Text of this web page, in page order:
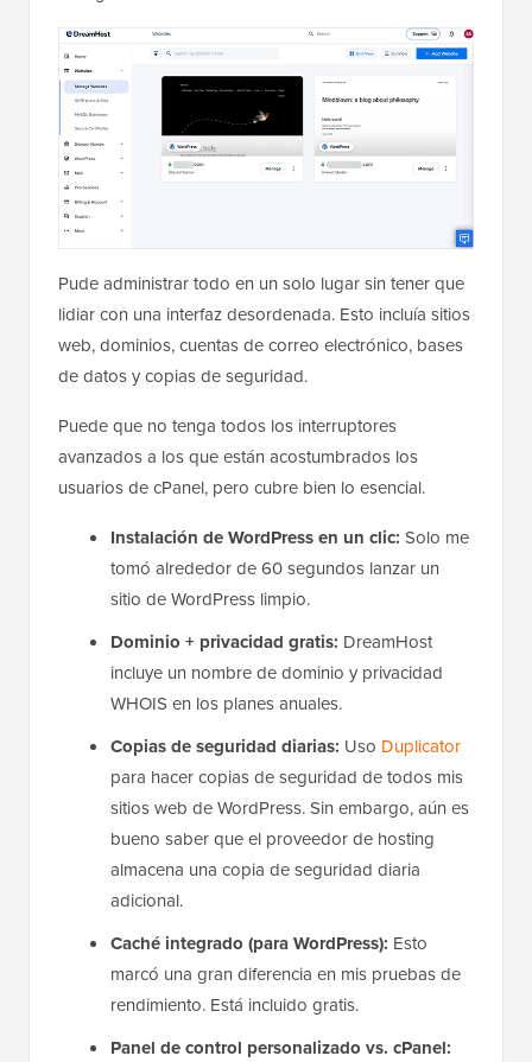
Pude administrar todo en un solo lugar sin tener que
lidiar con una interfaz desordenada. Esto incluía sitios
web, dominios, cuentas de correo electrónico, bases
de datos y copias de seguridad.
Puede que no tenga todos los interruptores
avanzados a los que están acostumbrados los
usuarios de cPanel, pero cubre bien lo esencial.
Instalación de WordPress en un clic: Solo me
tomó alrededor de 60 segundos lanzar un
sitio de WordPress limpio.
Dominio + privacidad gratis: DreamHost
incluye un nombre de dominio y privacidad
WHOIS en los planes anuales.
Copias de seguridad diarias: Uso Duplicator
para hacer copias de seguridad de todos mis
sitios web de WordPress. Sin embargo, aún es
bueno saber que el proveedor de hosting
almacena una copia de seguridad diaria
adicional.
Caché integrado (para WordPress): Esto
marcó una gran diferencia en mis pruebas de
rendimiento. Está incluido gratis.
Panel de control personalizado vs. cPanel: